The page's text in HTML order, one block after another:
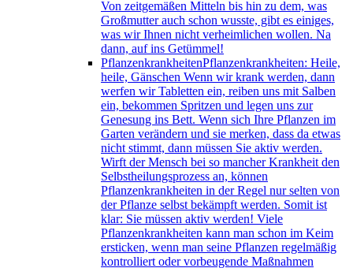
Von zeitgemäßen Mitteln bis hin zu dem, was
Großmutter auch schon wusste, gibt es einiges,
was wir Ihnen nicht verheimlichen wollen. Na
dann, auf ins Getümmel!
PflanzenkrankheitenPflanzenkrankheiten: Heile,
heile, Gänschen Wenn wir krank werden, dann
werfen wir Tabletten ein, reiben uns mit Salben
ein, bekommen Spritzen und legen uns zur
Genesung ins Bett. Wenn sich Ihre Pflanzen im
Garten verändern und sie merken, dass da etwas
nicht stimmt, dann müssen Sie aktiv werden.
Wirft der Mensch bei so mancher Krankheit den
Selbstheilungsprozess an, können
Pflanzenkrankheiten in der Regel nur selten von
der Pflanze selbst bekämpft werden. Somit ist
klar: Sie müssen aktiv werden! Viele
Pflanzenkrankheiten kann man schon im Keim
ersticken, wenn man seine Pflanzen regelmäßig
kontrolliert oder vorbeugende Maßnahmen